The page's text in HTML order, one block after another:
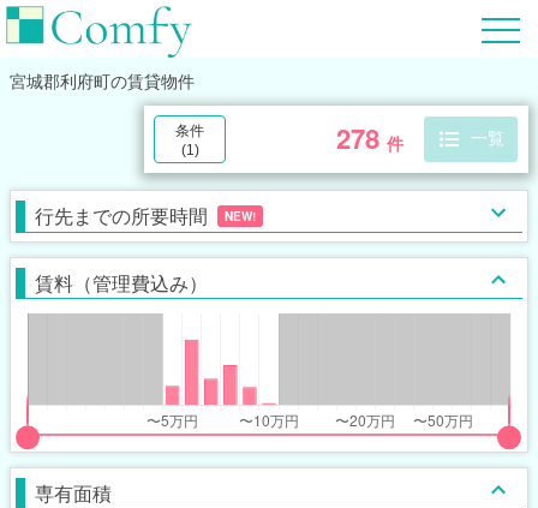
宮城郡利府町の賃貸物件
278 件 一覧
条件
(1 )
行先までの所要時間 NEW!
賃料（管理費込み）
専有面積